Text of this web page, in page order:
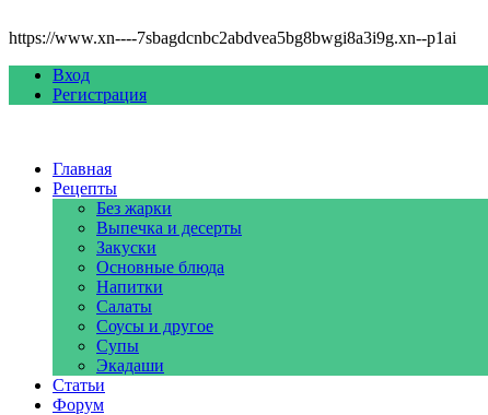
https://www.xn----7sbagdcnbc2abdvea5bg8bwgi8a3i9g.xn--p1ai
Вход
Регистрация
Главная
Рецепты
Без жарки
Выпечка и десерты
Закуски
Основные блюда
Напитки
Салаты
Соусы и другое
Супы
Экадаши
Статьи
Форум